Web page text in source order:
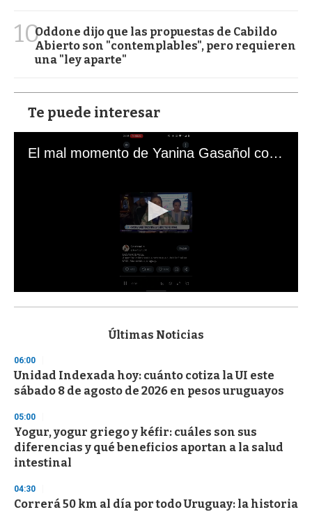
10Oddone dijo que las propuestas de Cabildo
Abierto son "contemplables", pero requieren
una "ley aparte"
Te puede interesar
El mal momento de Yanina Gasañol con un hincha argentino en "Subrayado"
s
d
s
o
f
3
s
e
c
o
d
s
Últimas Noticias
06:00
Unidad Indexada hoy: cuánto cotiza la UI este
sábado 8 de agosto de 2026 en pesos uruguayos
05:00
Yogur, yogur griego y kéfir: cuáles son sus
diferencias y qué beneficios aportan a la salud
intestinal
04:30
Correrá 50 km al día por todo Uruguay: la historia